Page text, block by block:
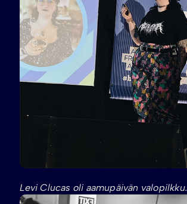
Levi Clucas oli aamupäivän valopilkku.